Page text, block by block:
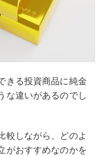
きる投資商品に純金
な違いがあるのでし
較しながら、どのよ
がおすすめなのかを